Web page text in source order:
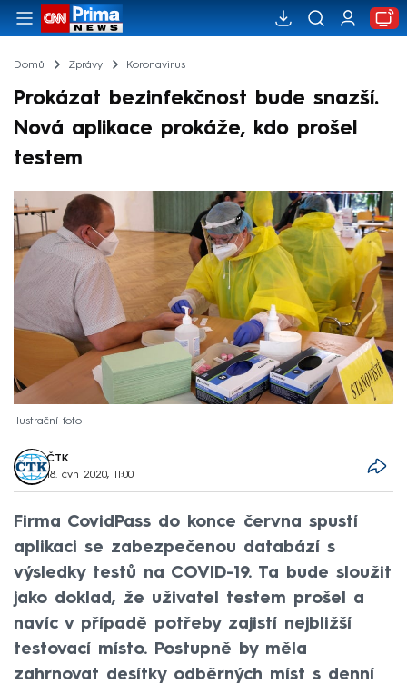
Domů Zprávy Koronavirus
Prokázat bezinfekčnost bude snazší.
Nová aplikace prokáže, kdo prošel
testem
Ilustrační foto
ČTK
18. čvn 2020, 11:00
Firma CovidPass do konce června spustí
aplikaci se zabezpečenou databází s
výsledky testů na COVID-19. Ta bude sloužit
jako doklad, že uživatel testem prošel a
navíc v případě potřeby zajistí nejbližší
testovací místo. Postupně by měla
zahrnovat desítky odběrných míst s denní